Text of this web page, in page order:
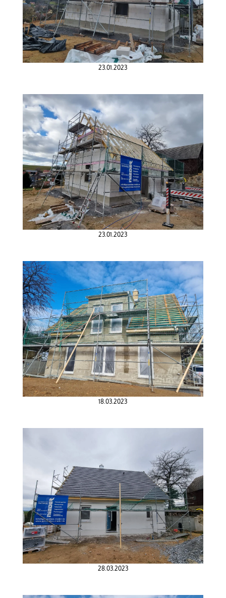
23.01.2023
23.01.2023
18.03.2023
28.03.2023